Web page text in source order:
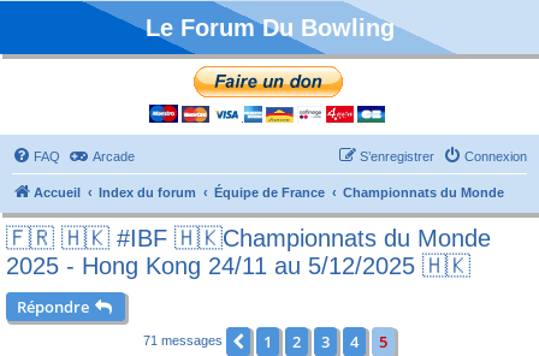
Le Forum Du Bowling
FAQ Arcade Connexion
S’enregistrer
Accueil Index du forum Équipe de France Championnats du Monde
🇫🇷 🇭🇰 #IBF 🇭🇰Championnats du Monde
2025 - Hong Kong 24/11 au 5/12/2025 🇭🇰
Répondre
71 messages Précédente
1 2 3 4 5